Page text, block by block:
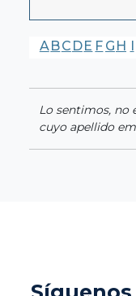
A BC DE F G H I
Lo sentimos, no
cuyo apellido